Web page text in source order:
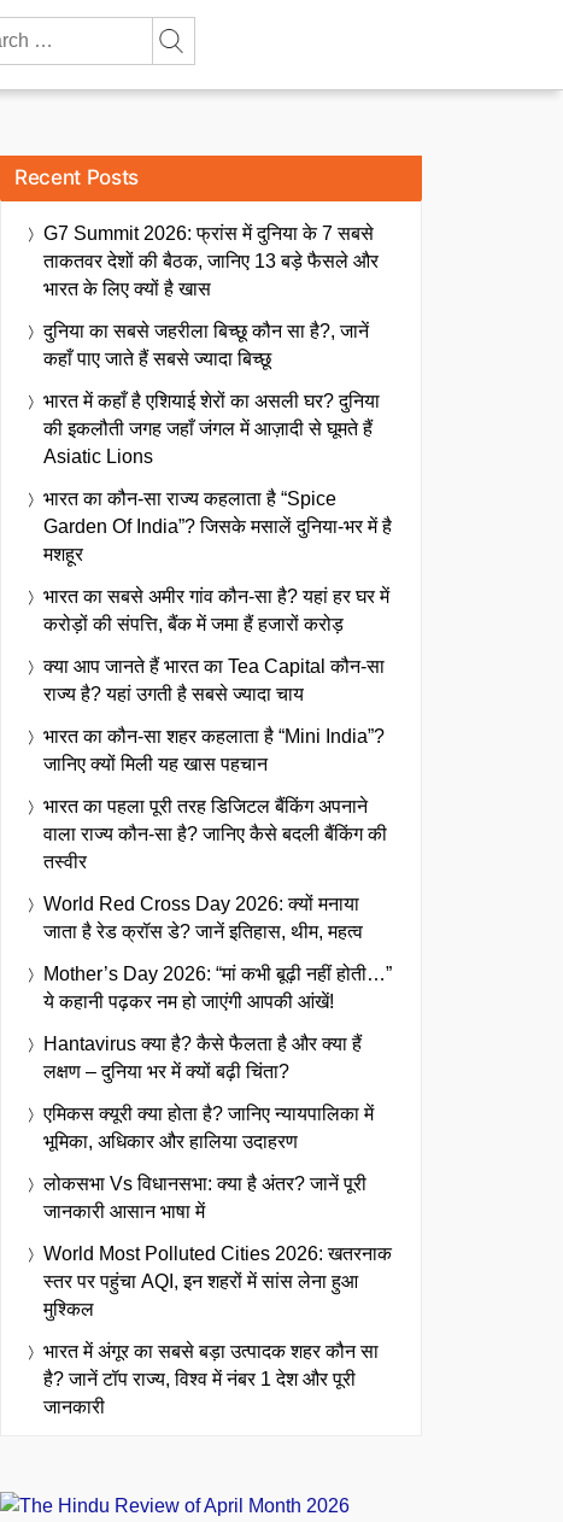
Recent Posts
G7 Summit 2026: फ्रांस में दुनिया के 7 सबसे
ताकतवर देशों की बैठक, जानिए 13 बड़े फैसले और
भारत के लिए क्यों है खास
दुनिया का सबसे जहरीला बिच्छू कौन सा है?, जानें
कहाँ पाए जाते हैं सबसे ज्यादा बिच्छू
भारत में कहाँ है एशियाई शेरों का असली घर? दुनिया
की इकलौती जगह जहाँ जंगल में आज़ादी से घूमते हैं
Asiatic Lions
भारत का कौन-सा राज्य कहलाता है “Spice
Garden Of India”? जिसके मसालें दुनिया-भर में है
मशहूर
भारत का सबसे अमीर गांव कौन-सा है? यहां हर घर में
करोड़ों की संपत्ति, बैंक में जमा हैं हजारों करोड़
क्या आप जानते हैं भारत का Tea Capital कौन-सा
राज्य है? यहां उगती है सबसे ज्यादा चाय
भारत का कौन-सा शहर कहलाता है “Mini India”?
जानिए क्यों मिली यह खास पहचान
भारत का पहला पूरी तरह डिजिटल बैंकिंग अपनाने
वाला राज्य कौन-सा है? जानिए कैसे बदली बैंकिंग की
तस्वीर
World Red Cross Day 2026: क्यों मनाया
जाता है रेड क्रॉस डे? जानें इतिहास, थीम, महत्व
Mother’s Day 2026: “मां कभी बूढ़ी नहीं होती…”
ये कहानी पढ़कर नम हो जाएंगी आपकी आंखें!
Hantavirus क्या है? कैसे फैलता है और क्या हैं
लक्षण – दुनिया भर में क्यों बढ़ी चिंता?
एमिकस क्यूरी क्या होता है? जानिए न्यायपालिका में
भूमिका, अधिकार और हालिया उदाहरण
लोकसभा Vs विधानसभा: क्या है अंतर? जानें पूरी
जानकारी आसान भाषा में
World Most Polluted Cities 2026: खतरनाक
स्तर पर पहुंचा AQI, इन शहरों में सांस लेना हुआ
मुश्किल
भारत में अंगूर का सबसे बड़ा उत्पादक शहर कौन सा
है? जानें टॉप राज्य, विश्व में नंबर 1 देश और पूरी
जानकारी